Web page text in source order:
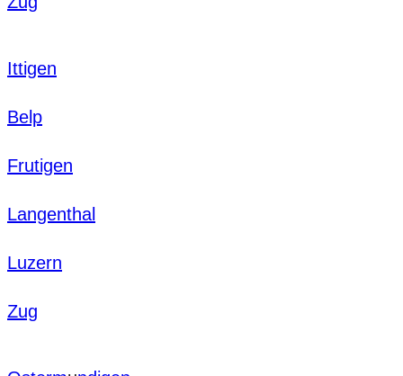
Ittigen
Belp
Frutigen
Langenthal
Luzern
Zug